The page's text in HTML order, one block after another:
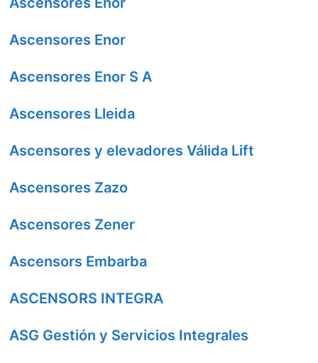
Ascensores Enor
Ascensores Enor S A
Ascensores Lleida
Ascensores y elevadores Válida Lift
Ascensores Zazo
Ascensores Zener
Ascensors Embarba
ASCENSORS INTEGRA
ASG Gestión y Servicios Integrales